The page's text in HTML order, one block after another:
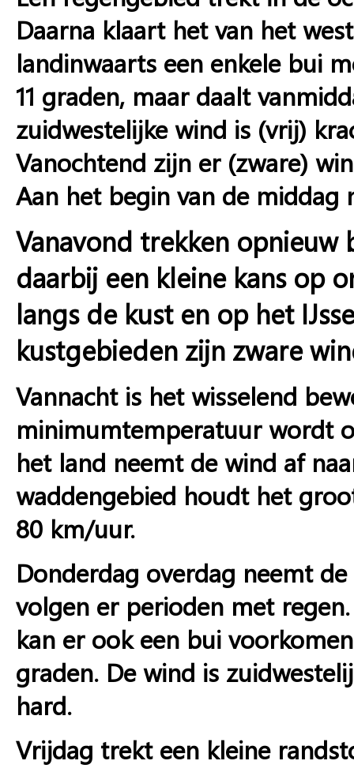
Daarna klaart het van het
landinwaarts een enkele bui
11 graden, maar daalt
zuidwestelijke wind is (vrij)
Vanochtend zijn er (zware)
Aan het begin van de
Vanavond trekken opnieuw
daarbij een kleine kans op
langs de kust en op het
kustgebieden zijn zware
Vannacht is het wisselend
minimumtemperatuur wordt
het land neemt de wind af
waddengebied houdt het
80 km/uur.
Donderdag overdag neemt
volgen er perioden met
kan er ook een bui
graden. De wind is
hard.
Vrijdag trekt een kleine